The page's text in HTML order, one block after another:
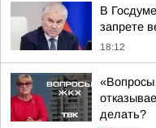
В
запрете
18:12
делать?